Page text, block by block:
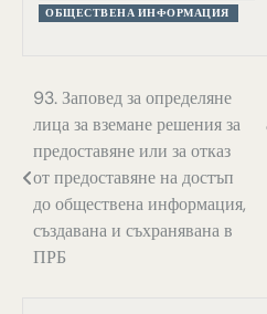
ОБЩЕСТВЕНА ИНФОРМАЦИЯ
Навигация
93. Заповед за определяне
лица за вземане решения за
предоставяне или за отказ
от предоставяне на достъп
до обществена информация,
създавана и съхранявана в
ПРБ